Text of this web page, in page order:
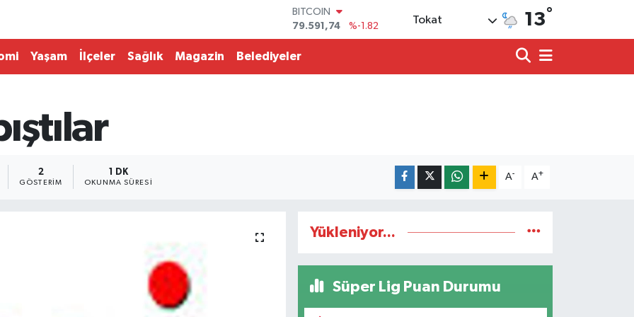
BITCOIN
79.591,74
%-1.82
DOLAR
45,43620
Tokat 13°
Yaşam İlçeler Sağlık Magazin Belediyeler
2
GÖSTERIM
1 DK
OKUNMA SÜRESI
A- A+
Yükleniyor...
Süper Lig Puan Durumu